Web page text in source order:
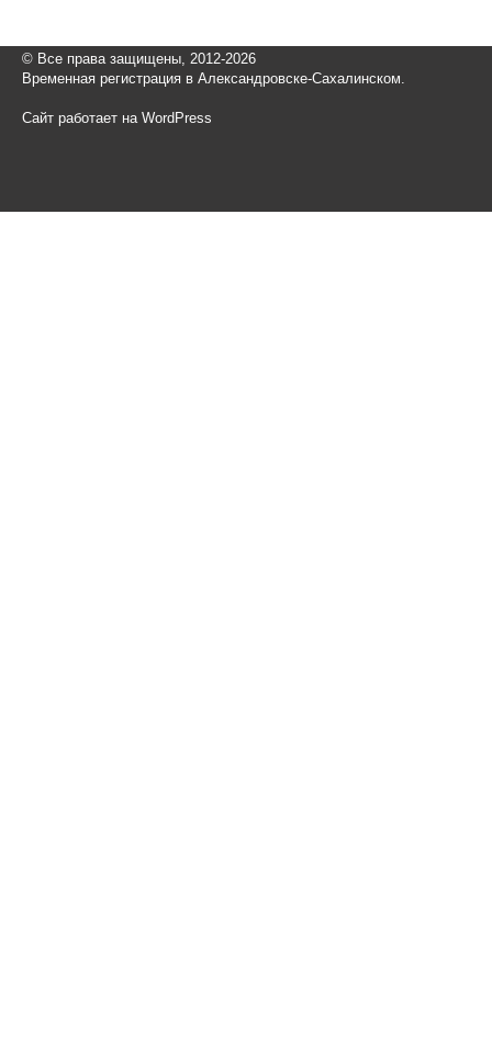
© Все права защищены, 2012-2026
Временная регистрация в Александровске-Сахалинском.
Сайт работает на WordPress